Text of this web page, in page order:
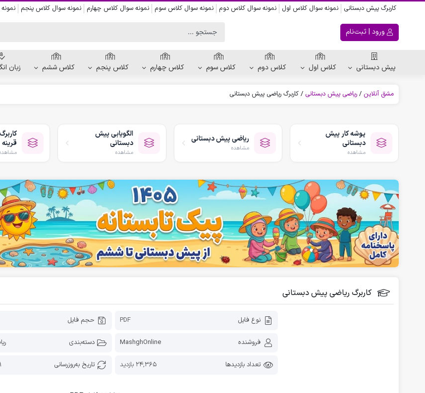
کاربرگ پیش دبستانی نمونه سوال کلاس اول نمونه سوال کلاس دوم نمونه سوال کلاس سوم نمونه سوال کلاس چهارم نمونه سوال کلاس پنجم
ورود | ثبت‌نام
پیش دبستانی
کاربرگ تقارن ، قرینه
الگویابی پیش دبستانی
کاربرگ نقاشی و رنگ آمیزی
کاربرگ پیش از نوشتن
کاربرگ نقطه چین حروف الفبا
پکیج های پیش دبستانی
کتاب پیش دبستانی
فلش کارت آموزشی
دانلود رایگان کاربرگ پیش دبستانی
کاربرگ هفتگی پیش دبستانی
کلاس اول کلاس دوم کلاس سوم کلاس چهارم کلاس پنجم کلاس ششم زبان
مشق آنلاین /ریاضی پیش دبستانی /کاربرگ ریاضی پیش دبستانی
پوشه کار پیش
دبستانی
مشاهده
ریاضی پیش دبستانی
مشاهده
الگویابی پیش
دبستانی
مشاهده
قرینه
کاربرگ ریاضی پیش دبستانی
نوع فایل PDF حجم فایل
فروشنده MashghOnline دسته‌بندی
تعداد بازدیدها 24,365 بازدید تاریخ به‌روز‌رسانی 19